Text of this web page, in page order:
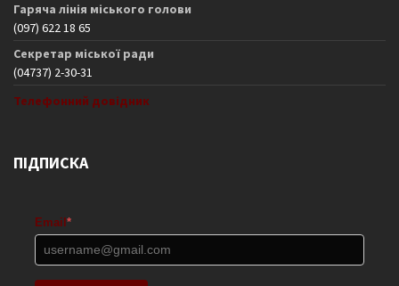
Гаряча лінія міського голови
(097) 622 18 65
Секретар міської ради
(04737) 2-30-31
Телефонний довідник
ПІДПИСКА
Email *